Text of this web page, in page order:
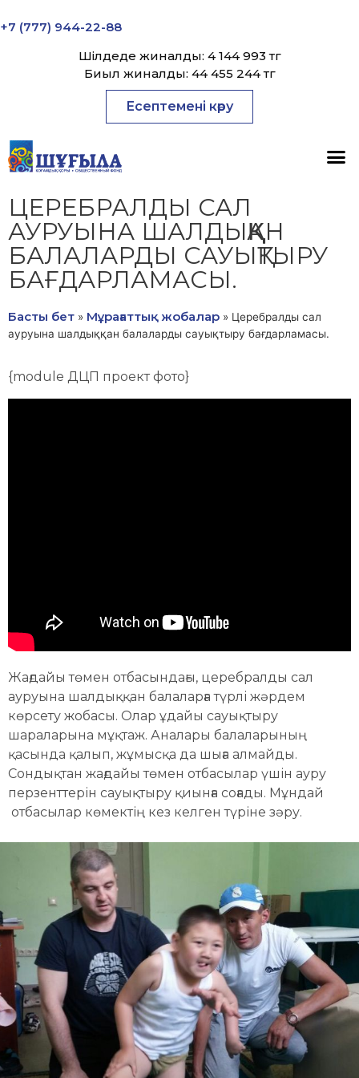
+7 (777) 944-22-88
Шілдеде жиналды: 4 144 993 тг
Биыл жиналды: 44 455 244 тг
Есептемені көру
ЦЕРЕБРАЛДЫ САЛ
АУРУЫНА ШАЛДЫҚҚАН
БАЛАЛАРДЫ САУЫҚТЫРУ
БАҒДАРЛАМАСЫ.
Басты бет » Мұрағаттық жобалар » Церебралды сал
ауруына шалдыққан балаларды сауықтыру бағдарламасы.
{module ДЦП проект фото}
Жағдайы төмен отбасындағы, церебралды сал
ауруына шалдыққан балаларға түрлі жәрдем
көрсету жобасы. Олар ұдайы сауықтыру
шараларына мұқтаж. Аналары балаларының
қасында қалып, жұмысқа да шыға алмайды.
Сондықтан жағдайы төмен отбасылар үшін ауру
перзенттерін сауықтыру қиынға соғады. Мұндай
отбасылар көмектің кез келген түріне зәру.